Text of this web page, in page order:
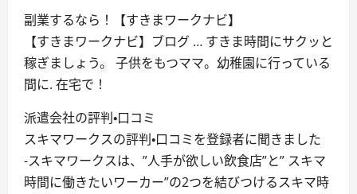
副業するなら！【すきまワークナビ】
【すきまワークナビ】ブログ … すきま時間にサクッと
稼ぎましょう。 子供をもつママ。幼稚園に行っている
間に. 在宅で！
派遣会社の評判・口コミ
スキマワークスの評判・口コミを登録者に聞きました
-スキマワークスは、”人手が欲しい飲食店”と” スキマ
時間に働きたいワーカー”の2つを結びつけるスキマ時